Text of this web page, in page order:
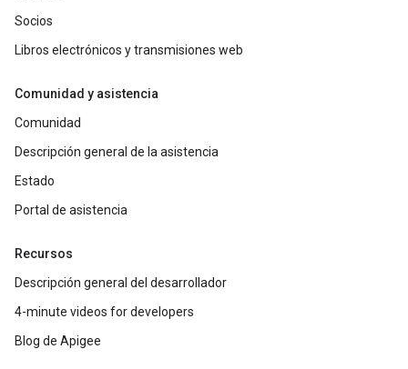
Socios
Libros electrónicos y transmisiones web
Comunidad y asistencia
Comunidad
Descripción general de la asistencia
Estado
Portal de asistencia
Recursos
Descripción general del desarrollador
4-minute videos for developers
Blog de Apigee